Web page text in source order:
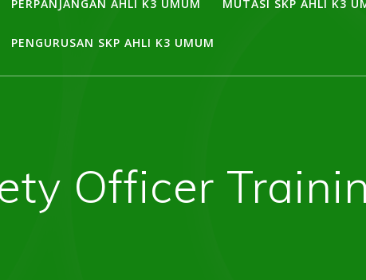
PERPANJANGAN AHLI K3 UMUM MUTASI SKP AHLI K3
PENGURUSAN SKP AHLI K3 UMUM
Officer